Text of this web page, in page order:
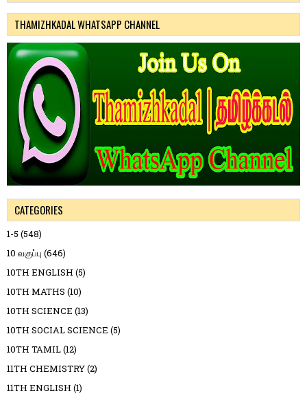
THAMIZHKADAL WHATSAPP CHANNEL
CATEGORIES
1-5 (548)
10 வகுப்பு (646)
10TH ENGLISH (5)
10TH MATHS (10)
10TH SCIENCE (13)
10TH SOCIAL SCIENCE (5)
10TH TAMIL(12)
11TH CHEMISTRY(2)
11TH ENGLISH (1)